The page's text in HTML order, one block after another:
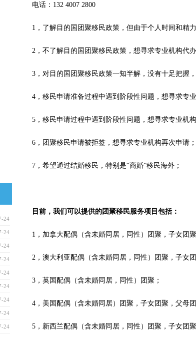
电话：132 4007 2800
1，了解目的国团聚移民政策，但由于个人时间和精
2，不了解目的国团聚移民政策，想寻求专业机构代
3，对目的国团聚移民政策一知半解，没有十足把握
4，移民申请准备过程中遇到阶段性问题，想寻求专
5，移民申请过程中遇到阶段性问题，想寻求专业机
6，团聚移民申请被拒签，想寻求专业机构再次申请；
7，希望通过结婚移民，特别是“商婚”移民海外；
目前，我们可以提供的团聚移民服务项目包括：
1，加拿大配偶（含未婚同居，同性）团聚，子女团
2，澳大利亚配偶（含未婚同居，同性）团聚，子女
3，英国配偶（含未婚同居，同性）团聚；
4，美国配偶（含未婚同居）团聚，子女团聚，父母团
5，新西兰配偶（含未婚同居，同性）团聚，子女团
24
24
24
24
24
24
24
24
24